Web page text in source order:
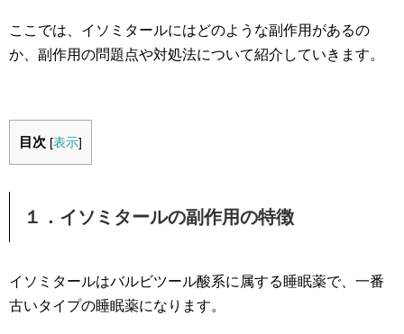
ここでは、イソミタールにはどのような副作用があるの
か、副作用の問題点や対処法について紹介していきます。
目次 [表示]
１．イソミタールの副作用の特徴
イソミタールはバルビツール酸系に属する睡眠薬で、一番
古いタイプの睡眠薬になります。